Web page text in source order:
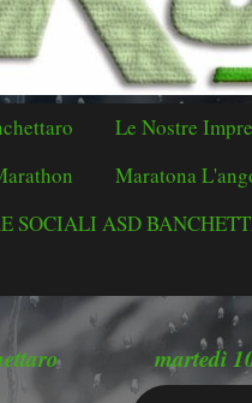
Le Nostre
Maratona
SOCIALI ASD
martedì